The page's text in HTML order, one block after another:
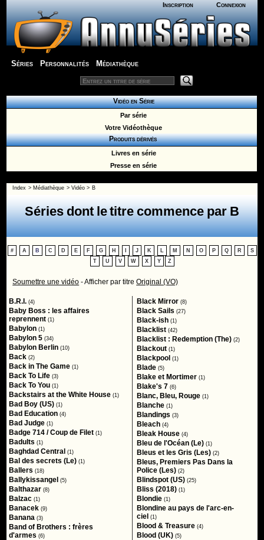
Inscription Connexion
Séries Personnalités Médiathèque
Vidéo en Série
Par série
Votre Vidéothèque
Produits dérivés
Livres en série
Presse en série
Index > Médiathèque >Vidéo > B
Séries dont le titre commence par B
# A B C D E F G H J K L M N O P Q R
S
T
U V W X Y Z
Soumettre une vidéo - Afficher par titreOriginal (VO)
B.R.I. (4)
Baby Boss : les affaires
reprennent (1)
Babylon (1)
Babylon 5 (34)
Babylon Berlin (10)
Back (2)
Back in The Game (1)
Back To Life (3)
Back To You (1)
Backstairs at the White House (1)
Bad Boy (US) (1)
Bad Education (4)
Bad Judge (1)
Badge 714 / Coup de Filet (1)
Badults (1)
Baghdad Central (1)
Bal des secrets (Le) (1)
Ballers (18)
Ballykissangel (5)
Balthazar (8)
Balzac (1)
Banacek (9)
Banana (3)
Band of Brothers : frères
d'armes (6)
Black Mirror (8)
Black Sails (27)
Black-ish (1)
Blacklist (42)
Blacklist : Redemption (The) (2)
Blackout (1)
Blackpool (1)
Blade (5)
Blake et Mortimer (1)
Blake's 7 (6)
Blanc, Bleu, Rouge (1)
Blanche (1)
Blandings (3)
Bleach (4)
Bleak House (4)
Bleu de l'Océan (Le) (1)
Bleus et les Gris (Les) (2)
Bleus, Premiers Pas Dans la
Police (Les) (2)
Blindspot (US) (25)
Bliss (2018) (1)
Blondie (1)
Blondine au pays de l'arc-en-
ciel
(1)
Blood & Treasure (4)
Blood (UK) (5)